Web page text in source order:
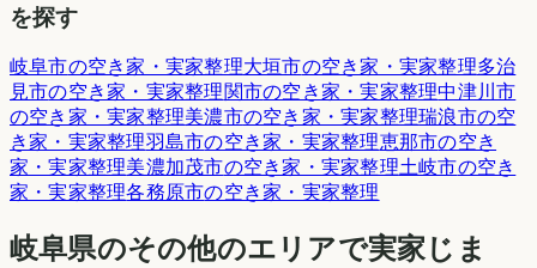
を探す
岐阜市の空き家・実家整理大垣市の空き家・実家整理多治
見市の空き家・実家整理関市の空き家・実家整理中津川市
の空き家・実家整理美濃市の空き家・実家整理瑞浪市の空
き家・実家整理羽島市の空き家・実家整理恵那市の空き
家・実家整理美濃加茂市の空き家・実家整理土岐市の空き
家・実家整理各務原市の空き家・実家整理
岐阜県のその他のエリアで実家じま